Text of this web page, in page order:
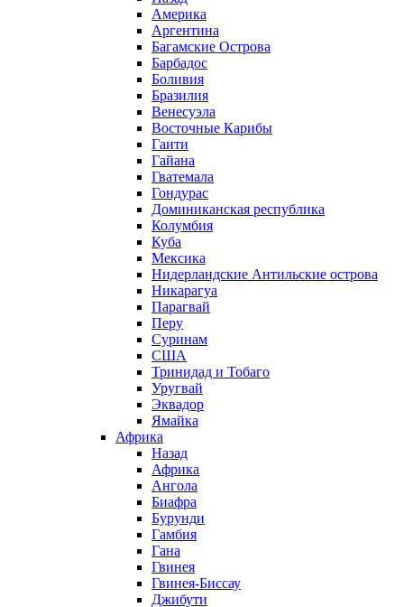
Америка
Аргентина
Багамские Острова
Барбадос
Боливия
Бразилия
Венесуэла
Восточные Карибы
Гаити
Гайана
Гватемала
Гондурас
Доминиканская республика
Колумбия
Куба
Мексика
Нидерландские Антильские острова
Никарагуа
Парагвай
Перу
Суринам
США
Тринидад и Тобаго
Уругвай
Эквадор
Ямайка
Африка
Назад
Африка
Ангола
Биафра
Бурунди
Гамбия
Гана
Гвинея
Гвинея-Биссау
Джибути